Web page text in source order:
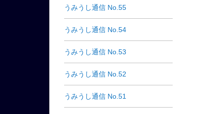
うみうし通信 No.55
うみうし通信 No.54
うみうし通信 No.53
うみうし通信 No.52
うみうし通信 No.51